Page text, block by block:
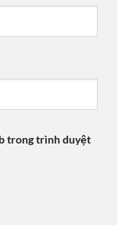
trong trình duyệt